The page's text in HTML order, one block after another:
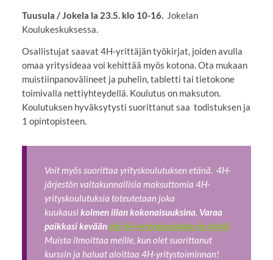
Tuusula / Jokela la 23.5. klo 10-16. Jokelan
Koulukeskuksessa.
Osallistujat saavat 4H-yrittäjän työkirjat, joiden avulla
omaa yritysideaa voi kehittää myös kotona. Ota mukaan
muistiinpanovälineet ja puhelin, tabletti tai tietokone
toimivalla nettiyhteydellä. Koulutus on maksuton.
Koulutuksen hyväksytysti suorittanut saa todistuksen ja
1 opintopisteen.
Voit myös suorittaa yrityskoulutuksen etänä. 4H-
järjestön valtakunnallisia maksuttomia 4H-
yrityskoulutuksia toteutetaan joka
kuukausikolmen illan kokonaisuuksina. Varaa
paikkasi keväänetä 4H-yrityskoulutuksiin tästä!
Muista ilmoittaa meille, kun olet suorittanut
kurssin ja haluat aloittaa 4H-yritystoiminnan!